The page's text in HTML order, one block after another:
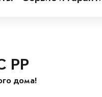
PP
дома!